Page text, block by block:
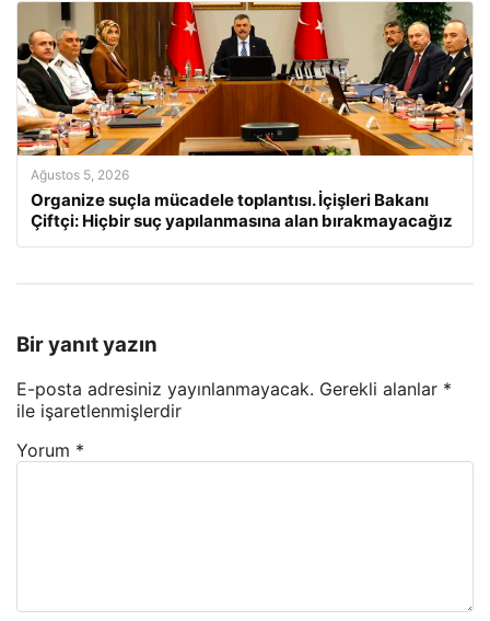
Ağustos 5, 2026
Organize suçla mücadele toplantısı. İçişleri Bakanı
Çiftçi: Hiçbir suç yapılanmasına alan bırakmayacağız
Bir yanıt yazın
E-posta adresiniz yayınlanmayacak. Gerekli alanlar *
ile işaretlenmişlerdir
Yorum *